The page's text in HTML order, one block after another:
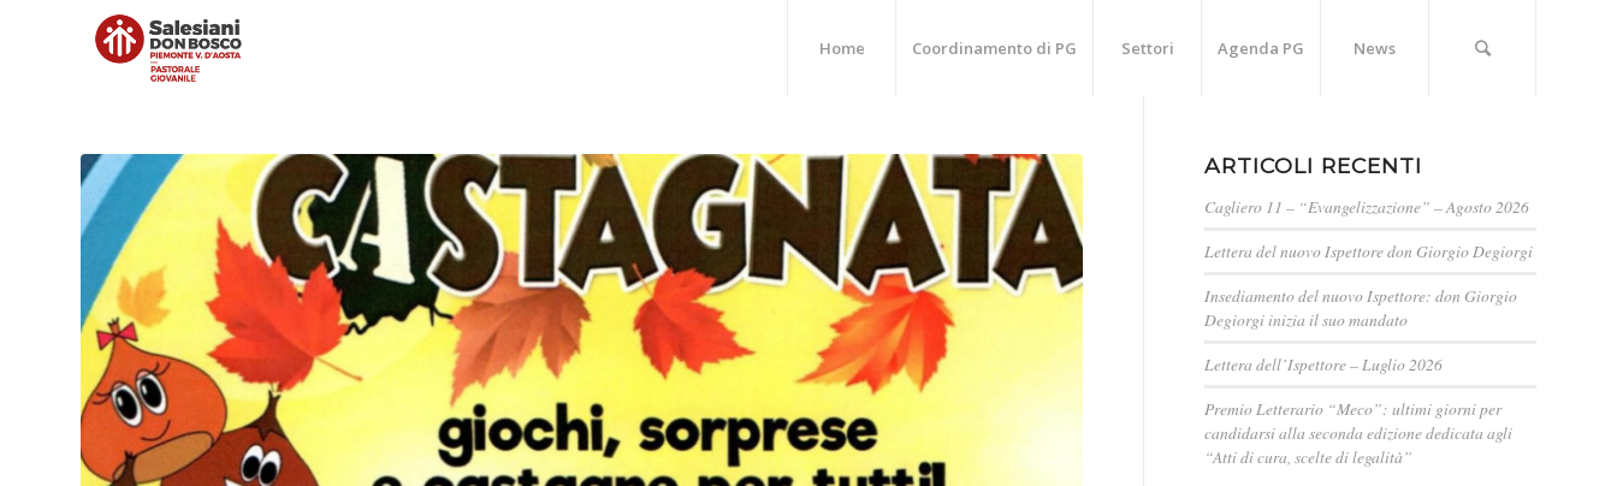
Home Coordinamento di PG Settori Agenda PG News
ARTICOLI RECENTI
Cagliero 11 – “Evangelizzazione” – Agosto 2026
Lettera del nuovo Ispettore don Giorgio Degiorgi
Insediamento del nuovo Ispettore: don Giorgio
Degiorgi inizia il suo mandato
Lettera dell’Ispettore – Luglio 2026
Premio Letterario “Meco”: ultimi giorni per
candidarsi alla seconda edizione dedicata agli
“Atti di cura, scelte di legalità”